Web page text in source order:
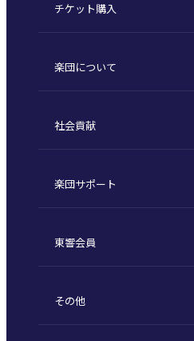
定期演奏会
東京オペラシティシリーズ
特別演奏会など
その他の公演
チケット購入
定期会員券 / セット券
1回券
楽団について
東京交響楽団とは
指揮者
東響コーラス
社会貢献
川崎市 - フランチャイズ
楽団サポート
ご芳名一覧
東響会員
その他